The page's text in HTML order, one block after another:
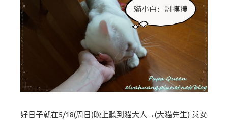
好日子就在5/18(周日)晚上聽到貓大人→(大貓先生) 與女